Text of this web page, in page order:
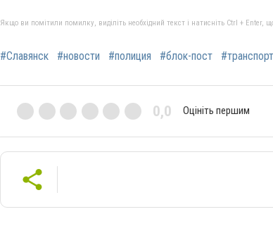
Якщо ви помітили помилку, виділіть необхідний текст і натисніть Ctrl + Enter,
#Славянск #новости #полиция #блок-пост #транспорт
0,0 Оцініть першим